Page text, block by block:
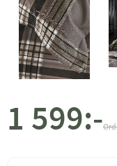
Nedsatt pris:
1 599:-